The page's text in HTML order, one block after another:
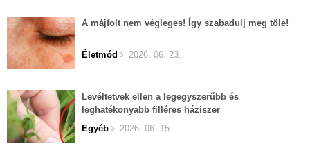
A májfolt nem végleges! Így szabadulj meg tőle!
Életmód 2026. 06. 23.
Levéltetvek ellen a legegyszerűbb és
leghatékonyabb filléres háziszer
Egyéb
2026. 06. 15.